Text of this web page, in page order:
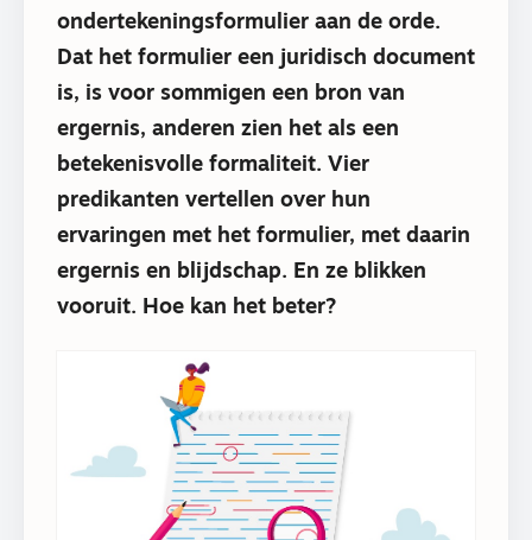
ondertekeningsformulier aan de orde.
Dat het formulier een juridisch document
is, is voor sommigen een bron van
ergernis, anderen zien het als een
betekenisvolle formaliteit. Vier
predikanten vertellen over hun
ervaringen met het formulier, met daarin
ergernis en blijdschap. En ze blikken
vooruit. Hoe kan het beter?